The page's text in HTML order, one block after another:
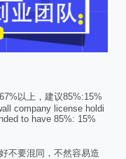
以上，建议85%:15%
company license holdi
to have 85%: 15%
不要混同，不然容易造